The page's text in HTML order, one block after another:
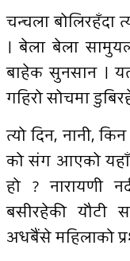
चन्चला बोलिरहँदा
। बेला बेला सामुयल
बाहेक सुनसान ।
गहिरो सोचमा
त्यो दिन, नानी,
को संग आएको यहाँ
हो ? नारायणी
बसीरहेकी यौटी
अधबैंसे महिलाको